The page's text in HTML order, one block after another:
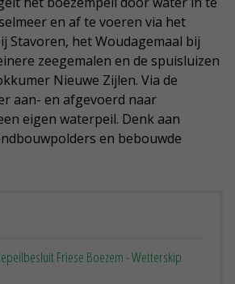
en af te voeren via het
Stavoren, het Woudagemaal bij
zeegemalen en de spuisluizen
Nieuwe Zijlen. Via de
aan- en afgevoerd naar
eigen waterpeil. Denk aan
en bebouwde
Friese Boezem - Wetterskip